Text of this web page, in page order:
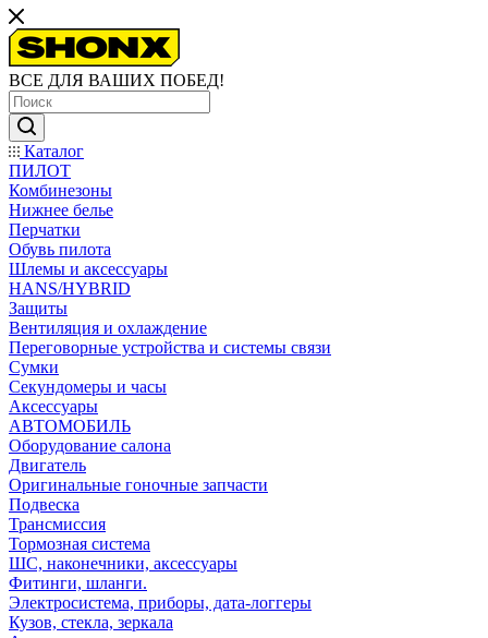
ВСЕ ДЛЯ ВАШИХ ПОБЕД!
Каталог
ПИЛОТ
Комбинезоны
Нижнее белье
Перчатки
Обувь пилота
Шлемы и аксессуары
HANS/HYBRID
Защиты
Вентиляция и охлаждение
Переговорные устройства и системы связи
Сумки
Секундомеры и часы
Аксессуары
АВТОМОБИЛЬ
Оборудование салона
Двигатель
Оригинальные гоночные запчасти
Подвеска
Трансмиссия
Тормозная система
ШС, наконечники, аксессуары
Фитинги, шланги.
Электросистема, приборы, дата-логгеры
Кузов, стекла, зеркала